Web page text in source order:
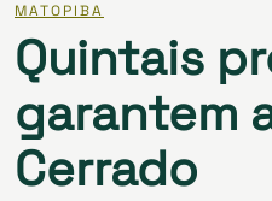
MATOPIBA
Quintais
garantem
Cerrado